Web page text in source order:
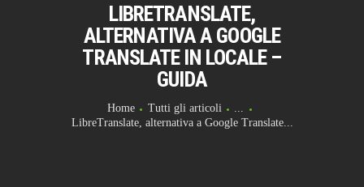
LIBRETRANSLATE,
ALTERNATIVA A GOOGLE
TRANSLATE IN LOCALE –
GUIDA
Home Tutti gli articoli
...
LibreTranslate, alternativa a Google Translate...
DOMANDE & RICHIESTE